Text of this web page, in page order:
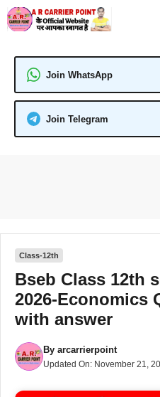
Skip
to
Join WhatsApp
Join Telegram
Class-12th
Bseb Class 12th
2026-Economics
with answer
By arcarrierpoint
Updated On: November 21,